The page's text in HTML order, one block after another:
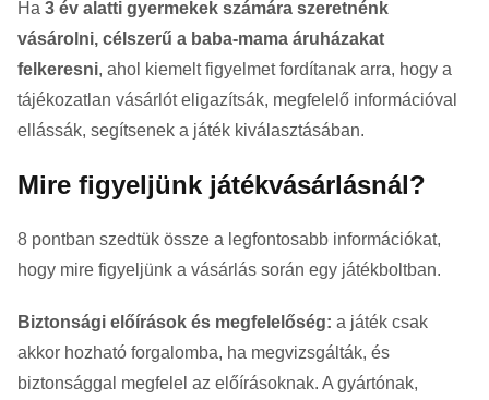
Ha 3 év alatti gyermekek számára szeretnénk
vásárolni, célszerű a baba-mama áruházakat
felkeresni, ahol kiemelt figyelmet fordítanak arra, hogy a
tájékozatlan vásárlót eligazítsák, megfelelő információval
ellássák, segítsenek a játék kiválasztásában.
Mire figyeljünk játékvásárlásnál?
8 pontban szedtük össze a legfontosabb információkat,
hogy mire figyeljünk a vásárlás során egy játékboltban.
Biztonsági előírások és megfelelőség: a játék csak
akkor hozható forgalomba, ha megvizsgálták, és
biztonsággal megfelel az előírásoknak. A gyártónak,